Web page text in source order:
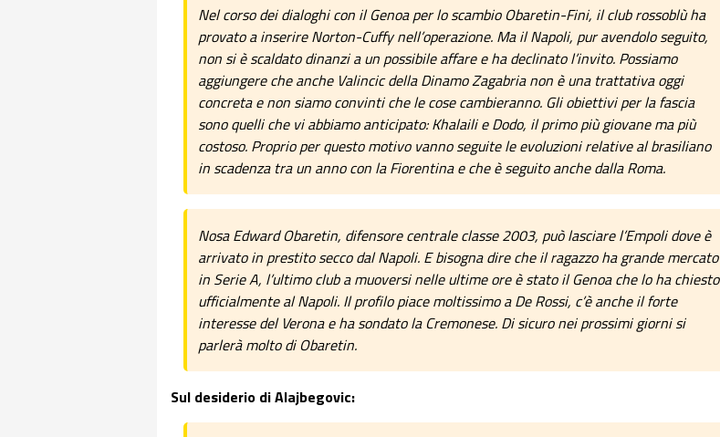
Nel corso dei dialoghi con il Genoa per lo scambio Obaretin-Fini, il club rossoblù ha
provato a inserire Norton-Cuffy nell’operazione. Ma il Napoli, pur avendolo seguito,
non si è scaldato dinanzi a un possibile affare e ha declinato l’invito. Possiamo
aggiungere che anche Valincic della Dinamo Zagabria non è una trattativa oggi
concreta e non siamo convinti che le cose cambieranno. Gli obiettivi per la fascia
sono quelli che vi abbiamo anticipato: Khalaili e Dodo, il primo più giovane ma più
costoso. Proprio per questo motivo vanno seguite le evoluzioni relative al brasiliano
in scadenza tra un anno con la Fiorentina e che è seguito anche dalla Roma.
Nosa Edward Obaretin, difensore centrale classe 2003, può lasciare l’Empoli dove è
arrivato in prestito secco dal Napoli. E bisogna dire che il ragazzo ha grande mercato
in Serie A, l’ultimo club a muoversi nelle ultime ore è stato il Genoa che lo ha chiesto
ufficialmente al Napoli. Il profilo piace moltissimo a De Rossi, c’è anche il forte
interesse del Verona e ha sondato la Cremonese. Di sicuro nei prossimi giorni si
parlerà molto di Obaretin.
Sul desiderio di Alajbegovic: